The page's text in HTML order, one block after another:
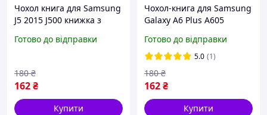
Чохол книга для Samsung
J5 2015 J500 книжка з
самсунг дж5 дж500
Готово до відправки
162₴
180 ₴
Купити
Чохол-книга для Samsung
Galaxy A6 Plus A605
телефон самсунг а6 плюс
червона stn
Готово до відправки
5.0 (1)
162₴
180 ₴
Купити